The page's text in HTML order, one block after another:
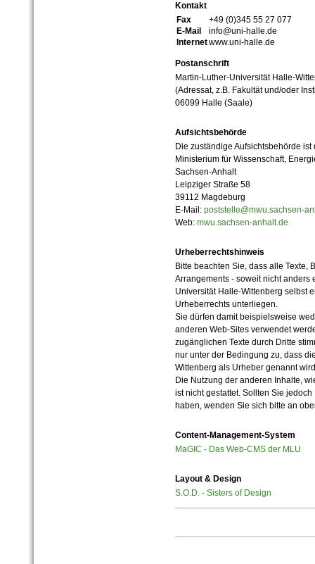
Kontakt
Fax
+49 (0)345 55 27 077
E-Mail
info@uni-halle.de
Internetwww.uni-halle.de
Postanschrift
Martin-Luther-Universität Halle-
(Adressat, z.B. Fakultät und/oder
06099 Halle (Saale)
Aufsichtsbehörde
Die zuständige Aufsichtsbehörde ist
Ministerium für Wissenschaft,
Sachsen-Anhalt
Leipziger Straße 58
39112 Magdeburg
E-Mail: poststelle@mwu.sachsen-
Web: mwu.sachsen-anhalt.de
Urheberrechtshinweis
Bitte beachten Sie, dass alle Texte,
Arrangements - soweit nicht anders
Universität Halle-Wittenberg selbst
Urheberrechts unterliegen.
Sie dürfen damit beispielsweise
anderen Web-Sites verwendet
zugänglichen Texte durch Dritte
nur unter der Bedingung zu, dass
Wittenberg als Urheber genannt
Die Nutzung der anderen Inhalte,
ist nicht gestattet. Sollten Sie
haben, wenden Sie sich bitte an
Content-Management-System
MaGIC - Das Web-CMS der MLU
Layout & Design
S.O.D. - Sisters of Design